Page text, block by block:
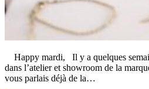
Happy mardi, Il y a quelques
dans l’atelier et showroom de la
vous parlais déjà de la…